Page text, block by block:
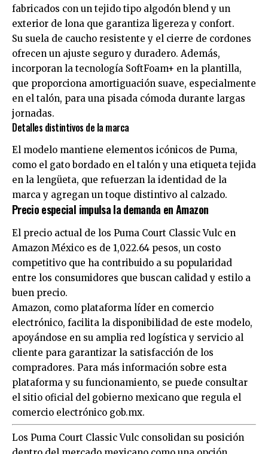
fabricados con un tejido tipo algodón blend y un
exterior de lona que garantiza ligereza y confort.
Su suela de caucho resistente y el cierre de cordones
ofrecen un ajuste seguro y duradero. Además,
incorporan la tecnología SoftFoam+ en la plantilla,
que proporciona amortiguación suave, especialmente
en el talón, para una pisada cómoda durante largas
jornadas.
Detalles distintivos de la marca
El modelo mantiene elementos icónicos de Puma,
como el gato bordado en el talón y una etiqueta tejida
en la lengüeta, que refuerzan la identidad de la
marca y agregan un toque distintivo al calzado.
Precio especial impulsa la demanda en Amazon
El precio actual de los Puma Court Classic Vulc en
Amazon México es de 1,022.64 pesos, un costo
competitivo que ha contribuido a su popularidad
entre los consumidores que buscan calidad y estilo a
buen precio.
Amazon, como plataforma líder en comercio
electrónico, facilita la disponibilidad de este modelo,
apoyándose en su amplia red logística y servicio al
cliente para garantizar la satisfacción de los
compradores. Para más información sobre esta
plataforma y su funcionamiento, se puede consultar
el sitio oficial del gobierno mexicano que regula el
comercio electrónico gob.mx.
Los Puma Court Classic Vulc consolidan su posición